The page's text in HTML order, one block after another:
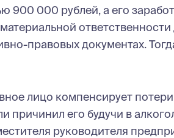
900 000 рублей, а его
ответственности
правовых документах.
лицо компенсирует
его будучи в
руководителя